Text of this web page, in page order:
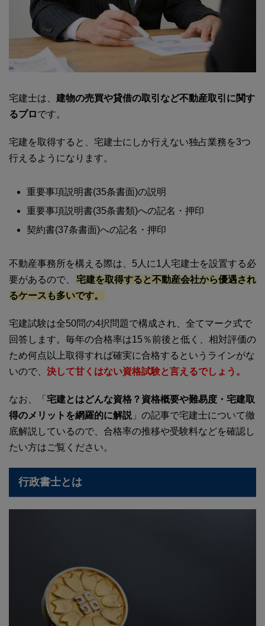
宅建士は、 建物の売買や貸借の取引など不動産取引に関す
るプロです。
宅建を取得すると、宅建士にしか行えない独占業務を3つ
行えるようになります。
重要事項説明書(35条書面)の説明
重要事項説明書(35条書類)への記名・押印
契約書(37条書面)への記名・押印
不動産事務所を構える際は、5人に1人宅建士を設置する必
要があるので、
宅建を取得すると不動産会社から優遇され
るケースも多いです。
宅建試験は全50問の4択問題で構成され、全てマーク式で
回答します。毎年の合格率は15％前後と低く、相対評価の
ため何点以上取得すれば確実に合格するというラインがな
いので、 決して甘くはない資格試験と言えるでしょう。
なお、「 宅建とはどんな資格？資格概要や難易度・宅建取
得のメリットを網羅的に解説 」の記事で宅建士について徹
底解説しているので、合格率の推移や受験料などを確認し
たい方はご覧ください。
行政書士とは